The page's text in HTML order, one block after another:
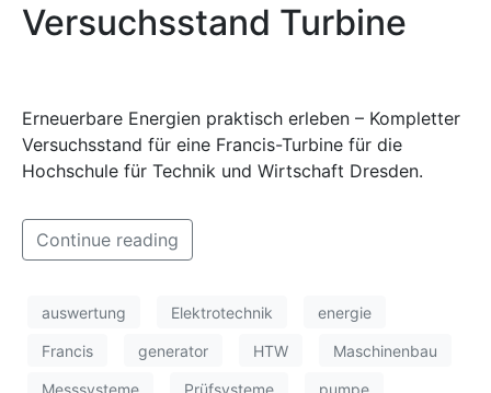
Versuchsstand Turbine
Erneuerbare Energien praktisch erleben – Kompletter
Versuchsstand für eine Francis-Turbine für die
Hochschule für Technik und Wirtschaft Dresden.
Continue reading
auswertung Elektrotechnik energie
Francis generator HTW Maschinenbau
Messsysteme Prüfsysteme pumpe